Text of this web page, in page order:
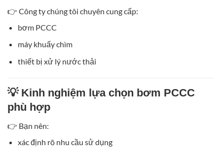
👉 Công ty chúng tôi chuyên cung cấp:
bơm PCCC
máy khuấy chìm
thiết bị xử lý nước thải
💡 Kinh nghiệm lựa chọn bơm PCCC
phù hợp
👉 Bạn nên:
xác định rõ nhu cầu sử dụng